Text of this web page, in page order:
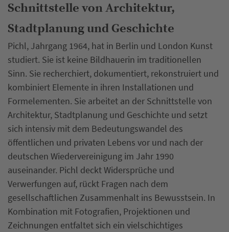
Schnittstelle von Architektur,
Stadtplanung und Geschichte
Pichl, Jahrgang 1964, hat in Berlin und London Kunst
studiert. Sie ist keine Bildhauerin im traditionellen
Sinn. Sie recherchiert, dokumentiert, rekonstruiert und
kombiniert Elemente in ihren Installationen und
Formelementen. Sie arbeitet an der Schnittstelle von
Architektur, Stadtplanung und Geschichte und setzt
sich intensiv mit dem Bedeutungswandel des
öffentlichen und privaten Lebens vor und nach der
deutschen Wiedervereinigung im Jahr 1990
auseinander. Pichl deckt Widersprüche und
Verwerfungen auf, rückt Fragen nach dem
gesellschaftlichen Zusammenhalt ins Bewusstsein. In
Kombination mit Fotografien, Projektionen und
Zeichnungen entfaltet sich ein vielschichtiges